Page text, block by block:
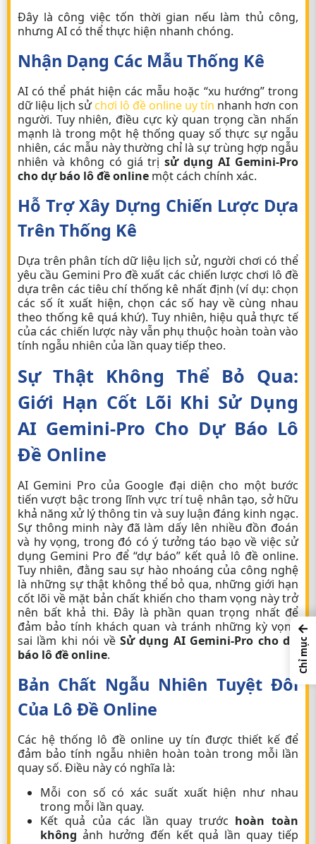
Đây là công việc tốn thời gian nếu làm thủ công,
nhưng AI có thể thực hiện nhanh chóng.
Nhận Dạng Các Mẫu Thống Kê
AI có thể phát hiện các mẫu hoặc “xu hướng” trong
dữ liệu lịch sửchơi lô đề online uy tín nhanh hơn con
người. Tuy nhiên, điều cực kỳ quan trọng cần nhấn
mạnh là trong một hệ thống quay số thực sự ngẫu
nhiên, các mẫu này thường chỉ là sự trùng hợp ngẫu
nhiên và không có giá trịsử dụng AI Gemini-Pro
cho dự báo lô đề online một cách chính xác.
Hỗ Trợ Xây Dựng Chiến Lược Dựa
Trên Thống Kê
Dựa trên phân tích dữ liệu lịch sử, người chơi có thể
yêu cầu Gemini Pro đề xuất các chiến lược chơi lô đề
dựa trên các tiêu chí thống kê nhất định (ví dụ: chọn
các số ít xuất hiện, chọn các số hay về cùng nhau
theo thống kê quá khứ). Tuy nhiên, hiệu quả thực tế
của các chiến lược này vẫn phụ thuộc hoàn toàn vào
tính ngẫu nhiên của lần quay tiếp theo.
Sự Thật Không Thể Bỏ Qua:
Giới Hạn Cốt Lõi Khi Sử Dụng
AI Gemini-Pro Cho Dự Báo Lô
Đề Online
AI Gemini Pro của Google đại diện cho một bước
tiến vượt bậc trong lĩnh vực trí tuệ nhân tạo, sở hữu
khả năng xử lý thông tin và suy luận đáng kinh ngạc.
Sự thông minh này đã làm dấy lên nhiều đồn đoán
và hy vọng, trong đó có ý tưởng táo bạo về việc sử
dụng Gemini Pro để “dự báo” kết quả lô đề online.
Tuy nhiên, đằng sau sự hào nhoáng của công nghệ
là những sự thật không thể bỏ qua, những giới hạn
cốt lõi về mặt bản chất khiến cho tham vọng này trở
nên bất khả thi. Đây là phần quan trọng nhất để
đảm bảo tính khách quan và tránh những kỳ vọng
sai lầm khi nói về Sử dụng AI Gemini-Pro cho dự
báo lô đề online.
Bản Chất Ngẫu Nhiên Tuyệt Đối
Của Lô Đề Online
Các hệ thống lô đề online uy tín được thiết kế để
đảm bảo tính ngẫu nhiên hoàn toàn trong mỗi lần
quay số. Điều này có nghĩa là:
Mỗi con số có xác suất xuất hiện như nhau
trong mỗi lần quay.
Kết quả của các lần quay trước hoàn toàn
không ảnh hưởng đến kết quả lần quay tiếp
←
Chỉ mục